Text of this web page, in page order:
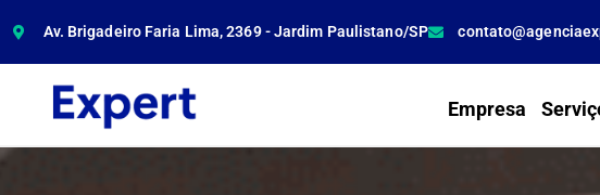
Av. Brigadeiro Faria Lima, 2369 - Jardim Paulistano/SP
Empresa